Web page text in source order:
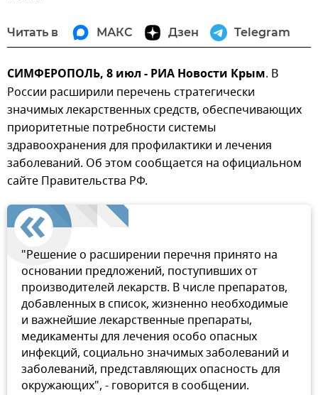
Читать в МАКС Дзен Telegram
СИМФЕРОПОЛЬ, 8 июл - РИА Новости Крым. В
России расширили перечень стратегически
значимых лекарственных средств, обеспечивающих
приоритетные потребности системы
здравоохранения для профилактики и лечения
заболеваний. Об этом сообщается на официальном
сайте Правительства РФ.
"Решение о расширении перечня принято на
основании предложений, поступивших от
производителей лекарств. В числе препаратов,
добавленных в список, жизненно необходимые
и важнейшие лекарственные препараты,
медикаменты для лечения особо опасных
инфекций, социально значимых заболеваний и
заболеваний, представляющих опасность для
окружающих", - говорится в сообщении.